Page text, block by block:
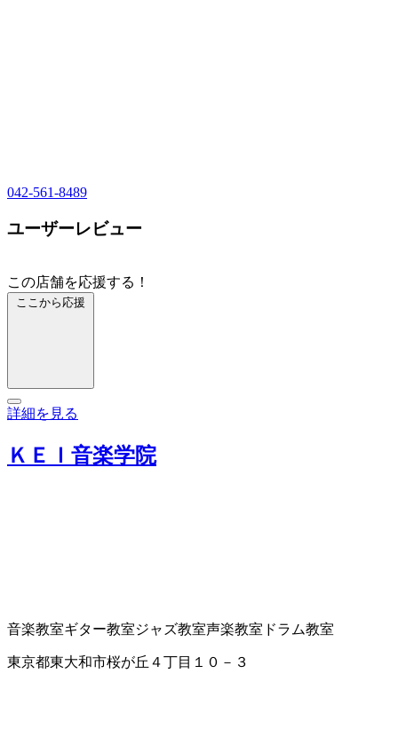
042-561-8489
ユーザーレビュー
この店舗を応援する！
ここから応援
詳細を見る
ＫＥＩ音楽学院
音楽教室ギター教室ジャズ教室声楽教室 ドラム教室
東京都東大和市桜が丘４丁目１０－３